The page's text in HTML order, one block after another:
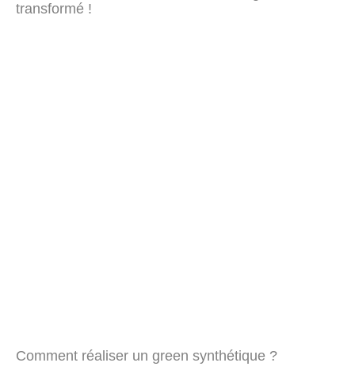
transformé !
Comment réaliser un green synthétique ?